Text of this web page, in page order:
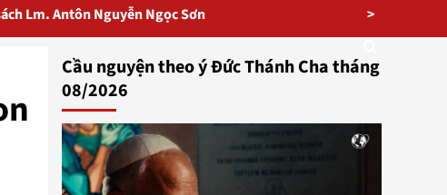
Lm. Antôn Nguyễn Ngọc Sơn >
Cầu nguyện theo ý Đức Thánh Cha tháng
08/2026